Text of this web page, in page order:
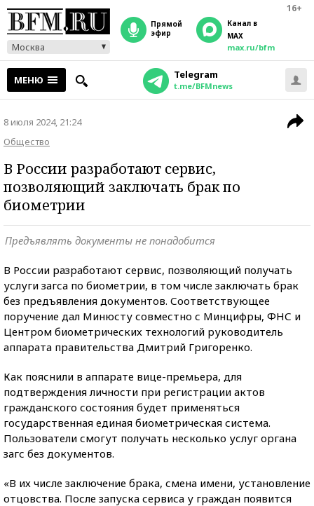
16+
Москва
прямой
эфир
Канал в
MAX
max.ru/bfm
МЕНЮ Telegram
t.me/BFMnews
8 июля 2024, 21:24
Общество
В России разработают сервис,
позволяющий заключать брак по
биометрии
Предъявлять документы не понадобится
В России разработают сервис, позволяющий получать
услуги загса по биометрии, в том числе заключать брак
без предъявления документов. Соответствующее
поручение дал Минюсту совместно с Минцифры, ФНС и
Центром биометрических технологий руководитель
аппарата правительства Дмитрий Григоренко.
Как пояснили в аппарате вице-премьера, для
подтверждения личности при регистрации актов
гражданского состояния будет применяться
государственная единая биометрическая система.
Пользователи смогут получать несколько услуг органа
загс без документов.
«В их числе заключение брака, смена имени, установление
отцовства. После запуска сервиса у граждан появится